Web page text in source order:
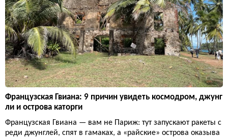
Французская Гвиана: 9 причин увидеть космодром, джунг
ли и острова каторги
Французская Гвиана — вам не Париж: тут запускают ракеты с
реди джунглей, спят в гамаках, а «райские» острова оказыва